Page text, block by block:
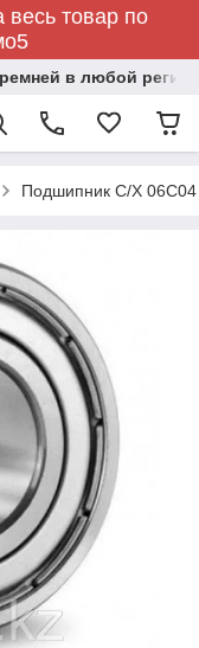
весь товар по
в любой регион
Подшипник C/X